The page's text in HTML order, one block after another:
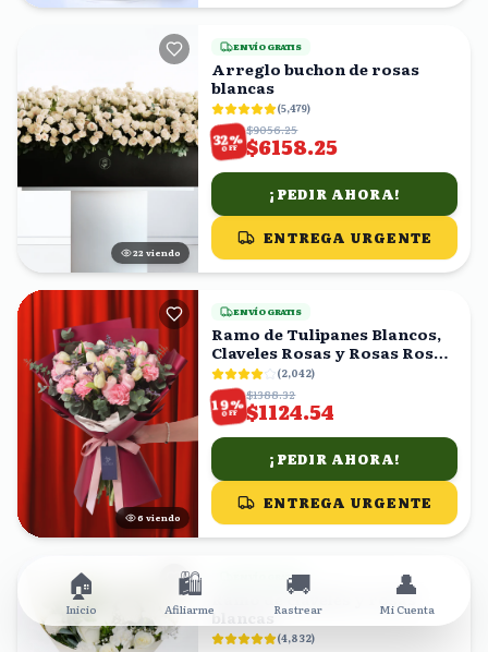
22 viendo
ENVÍO GRATIS
Arreglo buchon de rosas
blancas
(5,479)
32%
OFF
$9056.25
$6158.25
¡PEDIR AHORA!
ENTREGA URGENTE
6 viendo
ENVÍO GRATIS
Ramo de Tulipanes Blancos,
Claveles Rosas y Rosas Rosas
con Eucalipto
(2,042)
19%
OFF
$1388.32
$1124.54
¡PEDIR AHORA!
ENTREGA URGENTE
ENVÍO GRATIS
Ramo de claveles y rosas
blancas
(4,832)
🏠
Inicio
🛍️
Afiliarme
🚚
Rastrear
👤
Mi Cuenta